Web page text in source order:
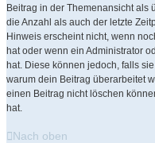
Beitrag in der Themenansicht als
die Anzahl als auch der letzte
Hinweis erscheint nicht, wenn
hat oder wenn ein Administrator
hat. Diese können jedoch, falls
warum dein Beitrag überarbeitet
einen Beitrag nicht löschen
hat.
Nach oben